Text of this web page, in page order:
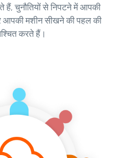
हैं, चुनौतियों से निपटने में आपकी
आपकी मशीन सीखने की पहल की
करते हैं।